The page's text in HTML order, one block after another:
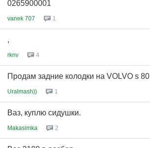
0265900001
vanek 707 1
,
rknv 4
Продам задние колодки на VOLVO s 80
Uralmash)) 1
Ваз, куплю сидушки.
Makasimka 2